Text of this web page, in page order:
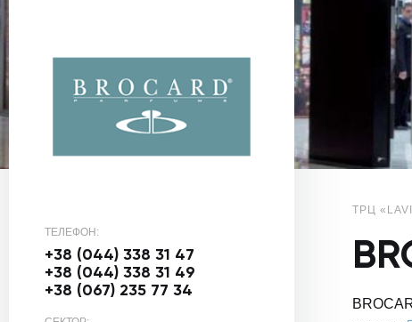
ТЕЛЕФОН:
+38 (044) 338 31 47
+38 (044) 338 31 49
+38 (067) 235 77 34
ТРЦ